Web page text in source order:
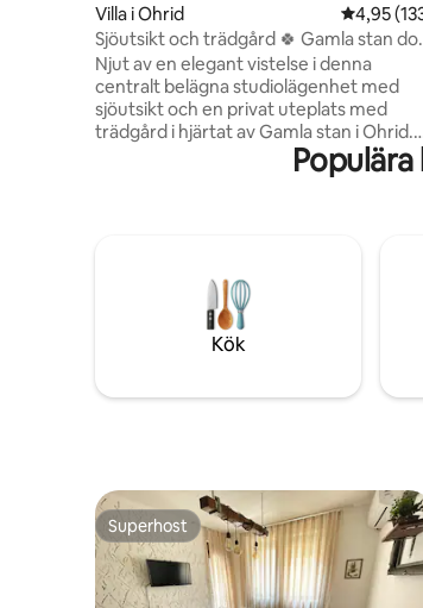
Villa i Ohrid 4,95 av 5
4,95
Sjöutsikt och trädgård 🍀 Gamla stan
pärla
Njut av en elegant vistelse i denna
centralt belägna studiolägenhet med
sjöutsikt och en privat uteplats med
trädgård i hjärtat av Gamla stan i Ohrid.
Denna dolda pärla ligger i en
nyrenoverad boutiquevilla (2022) i en
komfort, vilket gör det perfekt för par
eller ensamresenärer. Bara några steg
från sjön, strandpromenaden och alla
större sevärdheter.
Kök
Superhost
Superhost